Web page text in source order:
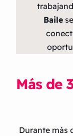
Baile
Más de
Durante más